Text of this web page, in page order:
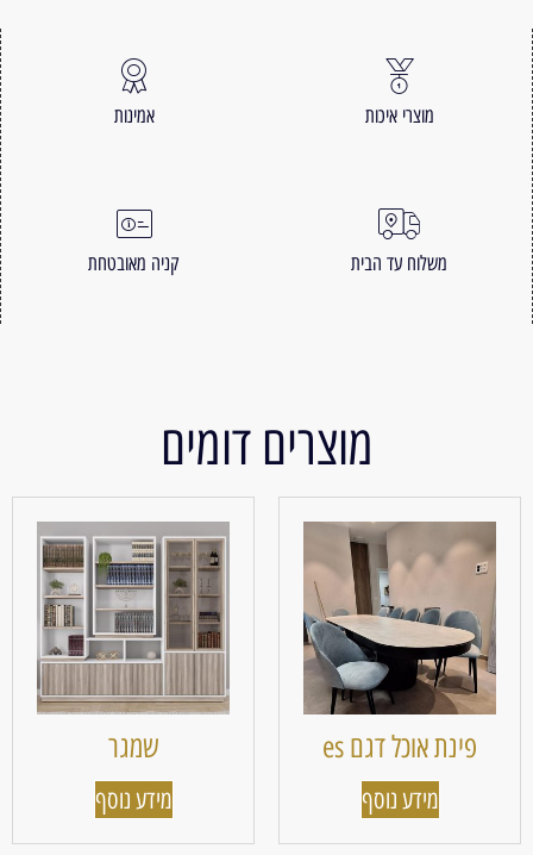
מוצרי איכות אמינות
משלוח עד הבית קניה מאובטחת
מוצרים דומים
פינת אוכל דגם es
מידע נוסף
שמגר
מידע נוסף